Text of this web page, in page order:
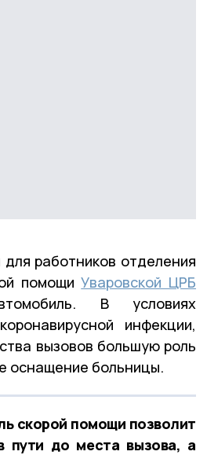
работников отделения
помощиУваровской ЦРБ
В условиях
инфекции,
вызовов большую роль
оснащение больницы.
скорой помощи позволит
пути до места вызова, а